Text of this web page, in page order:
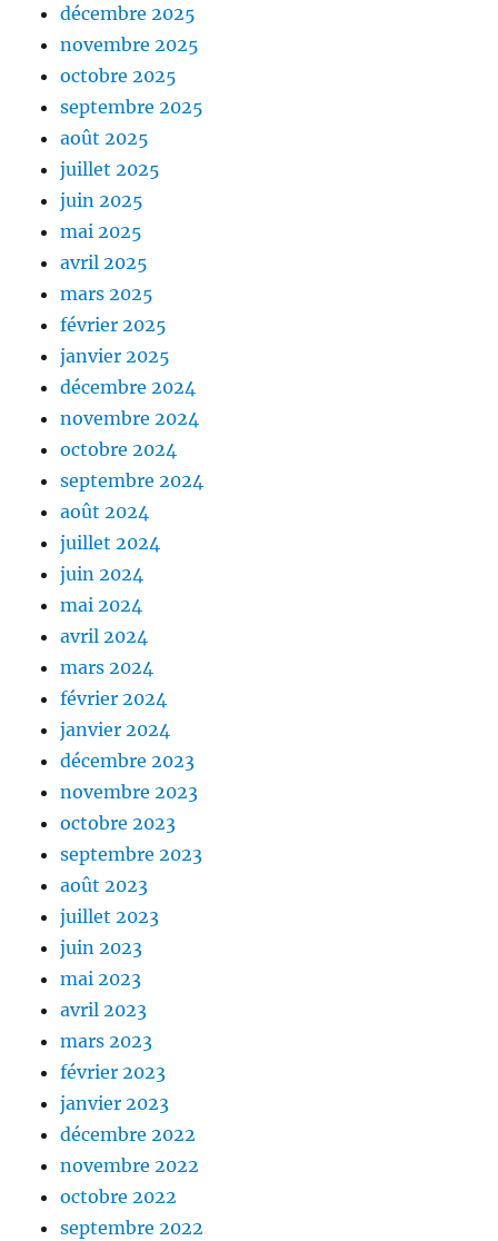
décembre 2025
novembre 2025
octobre 2025
septembre 2025
août 2025
juillet 2025
juin 2025
mai 2025
avril 2025
mars 2025
février 2025
janvier 2025
décembre 2024
novembre 2024
octobre 2024
septembre 2024
août 2024
juillet 2024
juin 2024
mai 2024
avril 2024
mars 2024
février 2024
janvier 2024
décembre 2023
novembre 2023
octobre 2023
septembre 2023
août 2023
juillet 2023
juin 2023
mai 2023
avril 2023
mars 2023
février 2023
janvier 2023
décembre 2022
novembre 2022
octobre 2022
septembre 2022